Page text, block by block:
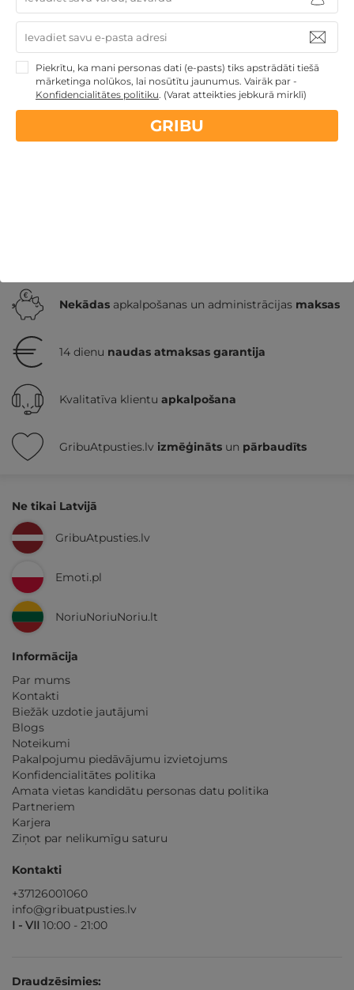
tiek piedāvātas atpūtas vietā Ežezers?
Atpūtas komepleksā pieejama sauna uz pontona,
laiva, vietas piknikam, teltīm un kemperiem. Tiek
piedāvāta arī ekskursija ar kuteri pa ezeru.
Vai atpūtas vietā Ežezers ir atļauti mājdzīvnieki?
Nekādas apkalpošanas un administrācijas maksas
14 dienu naudas atmaksas garantija
Kvalitatīva klientu apkalpošana
GribuAtpusties.lv izmēģināts un pārbaudīts
Ne tikai Latvijā
GribuAtpusties.lv
Emoti.pl
NoriuNoriuNoriu.lt
Informācija
Par mums
Kontakti
Biežāk uzdotie jautājumi
Blogs
Noteikumi
Pakalpojumu piedāvājumu izvietojums
Konfidencialitātes politika
Amata vietas kandidātu personas datu politika
Partneriem
Karjera
Ziņot par nelikumīgu saturu
Kontakti
+37126001060
info@gribuatpusties.lv
I - VII 10:00 - 21:00
Draudzēsimies:
Piekrītu, ka mani personas dati (e-pasts) tiks apstrādāti tiešā
mārketinga nolūkos, lai nosūtītu jaunumus. Vairāk par -
Konfidencialitātes politiku. (Varat atteikties jebkurā mirklī)
GRIBU